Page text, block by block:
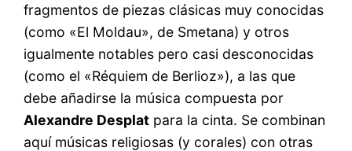
fragmentos de piezas clásicas muy conocidas
(como «El Moldau», de Smetana) y otros
igualmente notables pero casi desconocidas
(como el «Réquiem de Berlioz»), a las que
debe añadirse la música compuesta por
Alexandre Desplat para la cinta. Se combinan
aquí músicas religiosas (y corales) con otras